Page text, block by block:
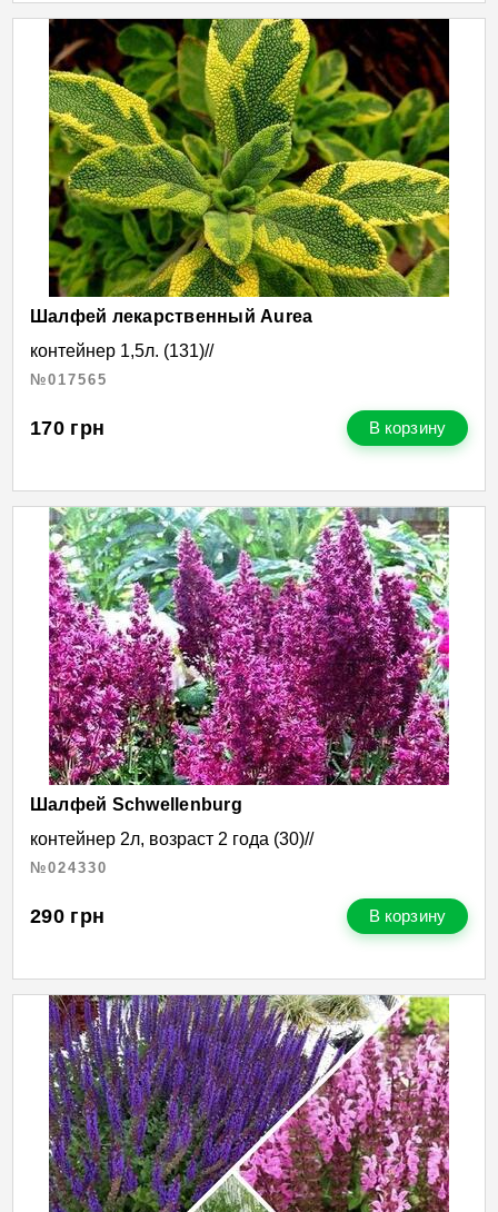
Шалфей лекарственный Aurea
контейнер 1,5л. (131)//
№017565
170 грн В корзину
Шалфей Schwellenburg
контейнер 2л, возраст 2 года (30)//
№024330
290 грн В корзину